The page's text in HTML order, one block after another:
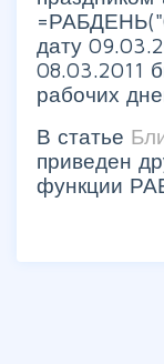
дату
08.03.2011
рабочих
В статье
приведен
функции